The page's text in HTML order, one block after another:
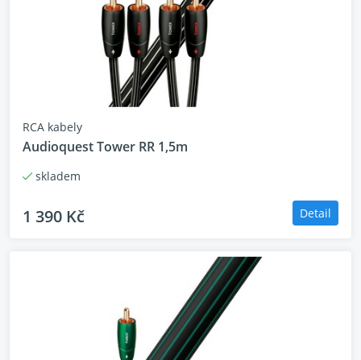
RCA kabely
Audioquest Tower RR 1,5m
skladem
1 390 Kč Detail